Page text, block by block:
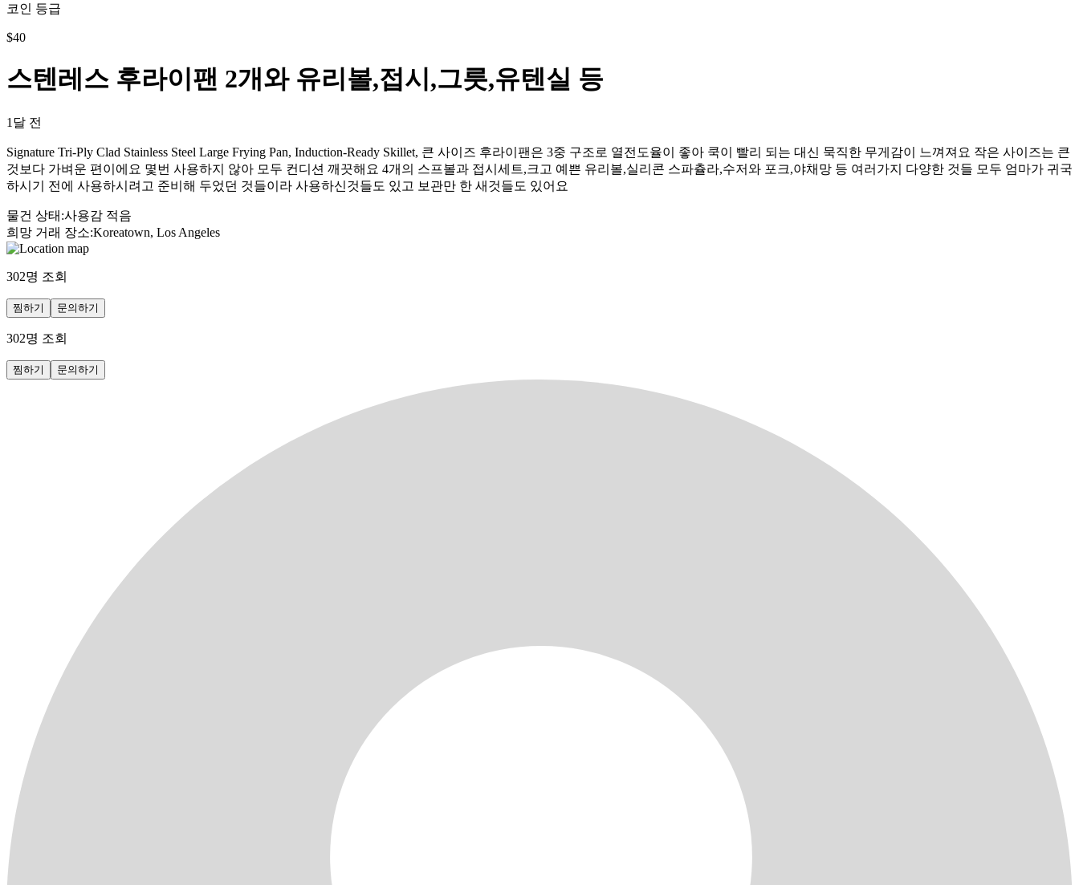
코인 등급
$40
스텐레스 후라이팬 2개와 유리볼,접시,그릇,유텐실 등
1달 전
Signature Tri-Ply Clad Stainless Steel Large Frying Pan, Induction-Ready Skillet, 큰 사이즈 후라이팬은 3중 구조로 열전도율이 좋아 쿡이 빨리 되는 대신 묵직한 무게감이 느껴져요 작은 사이즈는 큰
것보다 가벼운 편이에요 몇번 사용하지 않아 모두 컨디션 깨끗해요 4개의 스프볼과 접시세트,크고 예쁜 유리볼,실리콘 스파츌라,수저와 포크,야채망 등 여러가지 다양한 것들 모두 엄마가 귀국
하시기 전에 사용하시려고 준비해 두었던 것들이라 사용하신것들도 있고 보관만 한 새것들도 있어요
물건 상태 :사용감 적음
희망 거래 장소:Koreatown, Los Angeles
302명 조회
찜하기 문의하기
302명 조회
찜하기 문의하기